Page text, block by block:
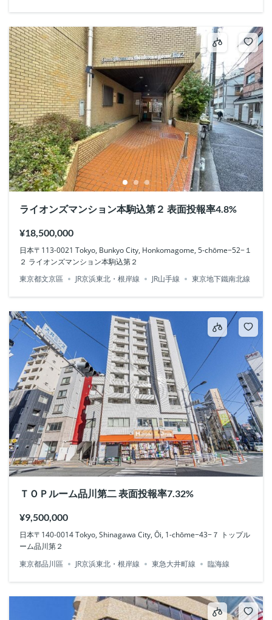
ライオンズマンション本駒込第２ 表面投報率4.8%
¥18,500,000
日本〒113-0021 Tokyo, Bunkyo City, Honkomagome, 5-chōme−52−１
２ ライオンズマンション本駒込第２
東京都文京區
JR京浜東北・根岸線 JR山手線 東京地下鐵南北線
ＴＯＰルーム品川第二 表面投報率7.32%
¥9,500,000
日本〒140-0014 Tokyo, Shinagawa City, Ōi, 1-chōme−43−７ トップル
ーム品川第２
東京都品川區
JR京浜東北・根岸線 東急大井町線 臨海線